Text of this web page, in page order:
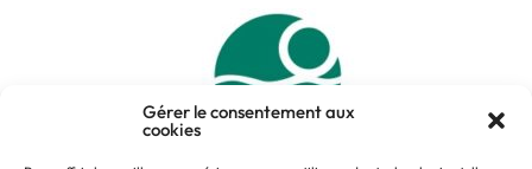
Gérer le consentement aux
cookies